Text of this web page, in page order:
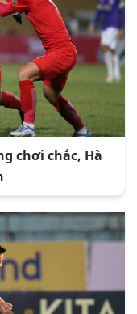
chơi chắc, Hà